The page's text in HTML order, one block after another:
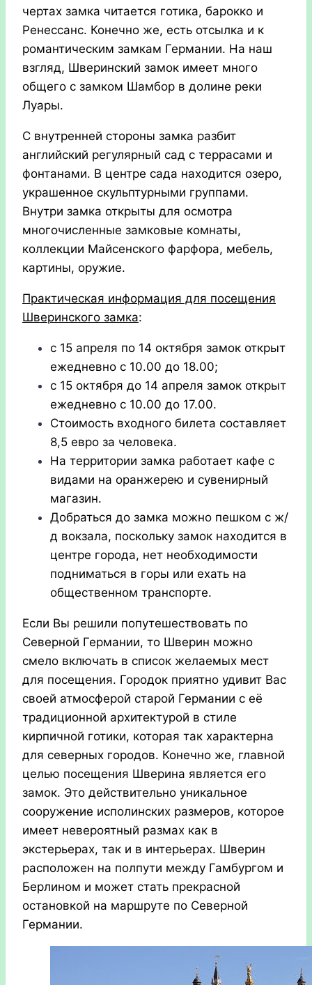
чертах замка читается готика, барокко и
Ренессанс. Конечно же, есть отсылка и к
романтическим замкам Германии. На наш
взгляд, Шверинский замок имеет много
общего с замком Шамбор в долине реки
Луары.
С внутренней стороны замка разбит
английский регулярный сад с террасами и
фонтанами. В центре сада находится озеро,
украшенное скульптурными группами.
Внутри замка открыты для осмотра
многочисленные замковые комнаты,
коллекции Майсенского фарфора, мебель,
картины, оружие.
Практическая информация для посещения
Шверинского замка:
с 15 апреля по 14 октября замок открыт
ежедневно с 10.00 до 18.00;
с 15 октября до 14 апреля замок открыт
ежедневно с 10.00 до 17.00.
Стоимость входного билета составляет
8,5 евро за человека.
На территории замка работает кафе с
видами на оранжерею и сувенирный
магазин.
Добраться до замка можно пешком с ж/
д вокзала, поскольку замок находится в
центре города, нет необходимости
подниматься в горы или ехать на
общественном транспорте.
Если Вы решили попутешествовать по
Северной Германии, то Шверин можно
смело включать в список желаемых мест
для посещения. Городок приятно удивит Вас
своей атмосферой старой Германии с её
традиционной архитектурой в стиле
кирпичной готики, которая так характерна
для северных городов. Конечно же, главной
целью посещения Шверина является его
замок. Это действительно уникальное
сооружение исполинских размеров, которое
имеет невероятный размах как в
экстерьерах, так и в интерьерах. Шверин
расположен на полпути между Гамбургом и
Берлином и может стать прекрасной
остановкой на маршруте по Северной
Германии.